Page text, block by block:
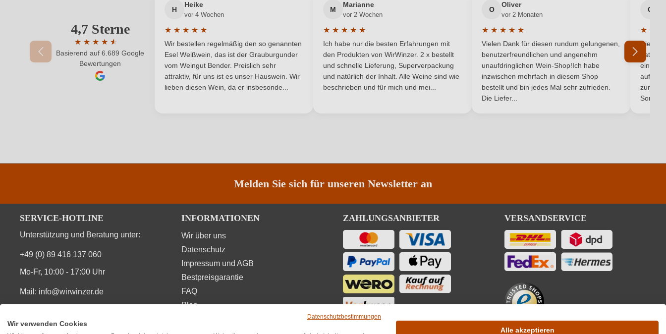
Ort
Qualität DOCG Rebsorte Cuvée (Rot)
Region Traubenfarbe Rot
Ihre E-Mail-Adresse
Ihr Passwort
Ich habe mein Passwort vergessen
4,7 Sterne
★ ★ ★ ★ ★
★
Durchschnittliche Bewertung von 4.7 von 5 Sternen
Basierend auf 6.689 Google
Bewertungen
H
Heike
vor 4 Wochen
★ ★ ★ ★ ★
Durchschnittliche Bewertung von 5 von 5 Sternen
Wir bestellen regelmäßig den so genannten
Esel Weißwein, das ist der Grauburgunder
vom Weingut Bender. Preislich sehr
attraktiv, für uns ist es unser Hauswein. Wir
lieben diesen Wein, da er insbesonde...
M
Marianne
vor 2 Wochen
★ ★ ★ ★ ★
Durchschnittliche Bewertung von 5 von 5 Sternen
Ich habe nur die besten Erfahrungen mit
den Produkten von WirWinzer. 2 x bestellt
und schnelle Lieferung, Superverpackung
und natürlich der Inhalt. Alle Weine sind wie
beschrieben und für mich und mei...
O
Oliver
vor 2 Monaten
★ ★ ★ ★ ★
Durchschnittliche Bewertung von 5 von 5 Sternen
Vielen Dank für diesen rundum gelungenen,
benutzerfreundlichen und angenehm
unaufdringlichen Wein-Shop!Ich habe
inzwischen mehrfach in diesem Shop
bestellt und bin jedes Mal sehr zufrieden.
Die Liefer...
G
★ ★
Die
hat
einmal
auf
zurück
Son...
Melden Sie sich für unseren Newsletter an
SERVICE-HOTLINE
Unterstützung und Beratung unter:
+49 (0) 89 416 137 060
Mo-Fr, 10:00 - 17:00 Uhr
Mail: info@wirwinzer.de
INFORMATIONEN
Wir über uns
Datenschutz
Impressum und AGB
Bestpreisgarantie
FAQ
Blog
ZAHLUNGSANBIETER VERSANDSERVICE
Datenschutzbestimmungen
Wir verwenden Cookies
Alle akzeptieren